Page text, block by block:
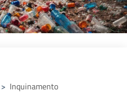
> Inquinamento